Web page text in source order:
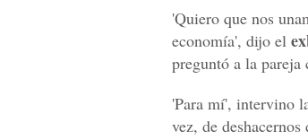
'Quiero que nos
economía', dijo el
preguntó a la pareja
'Para mí', intervino
vez, de